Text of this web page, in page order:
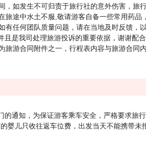
，如发生不可归责于旅行社的意外伤害，旅
旅途中水土不服,敬请游客自备一些常用药品
有任何团队质量问题，请在当地及时反馈，
且是我司处理旅游投诉的重要依据，谢谢配合
旅游合同附件之一，行程表内容与旅游合同
的通知，为保证游客乘车安全，严格要求旅
婴儿只收往返车位费，出发当天不能携带未